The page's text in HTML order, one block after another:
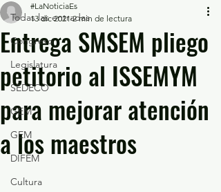
Todas las entradas
Congreso
Legislatura
SEDECO
GEM
GEM
DIFEM
Cultura
Entrega SMSEM pliego
petitorio al ISSEMYM
para mejorar atención
a los maestros
#LaNoticiaEs
13 dic 2021 2 min de lectura